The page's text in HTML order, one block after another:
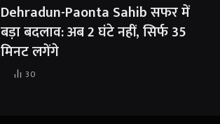
Dehradun-Paonta Sahib सफर में
बड़ा बदलाव: अब 2 घंटे नहीं, सिर्फ 35
मिनट लगेंगे
30